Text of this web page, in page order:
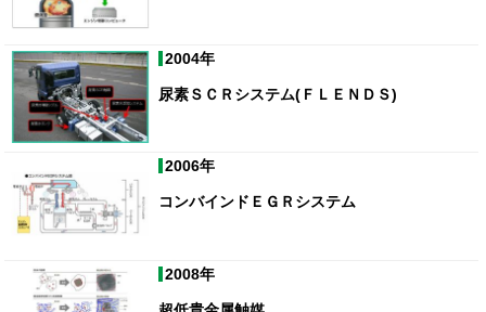
2004年
尿素ＳＣＲシステム(ＦＬＥＮＤＳ)
2006年
コンバインドＥＧＲシステム
2008年